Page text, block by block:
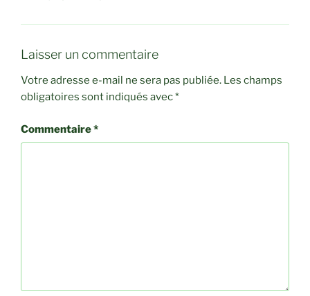
Laisser un commentaire
Votre adresse e-mail ne sera pas publiée. Les champs
obligatoires sont indiqués avec*
Commentaire*